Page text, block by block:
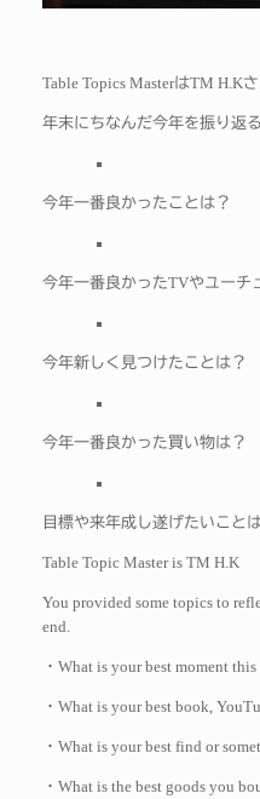
Table Topics MasterはTM H.K
年末にちなんだ今年を振り返
今年一番良かったことは？
今年一番良かったTVやユーチ
今年新しく見つけたことは？
今年一番良かった買い物は？
目標や来年成し遂げたいこと
Table Topic Master is TM H.K
You provided some topics to
end.
・ What is your best moment this
・ What is your best book,
・ What is your best find or
・ What is the best goods you